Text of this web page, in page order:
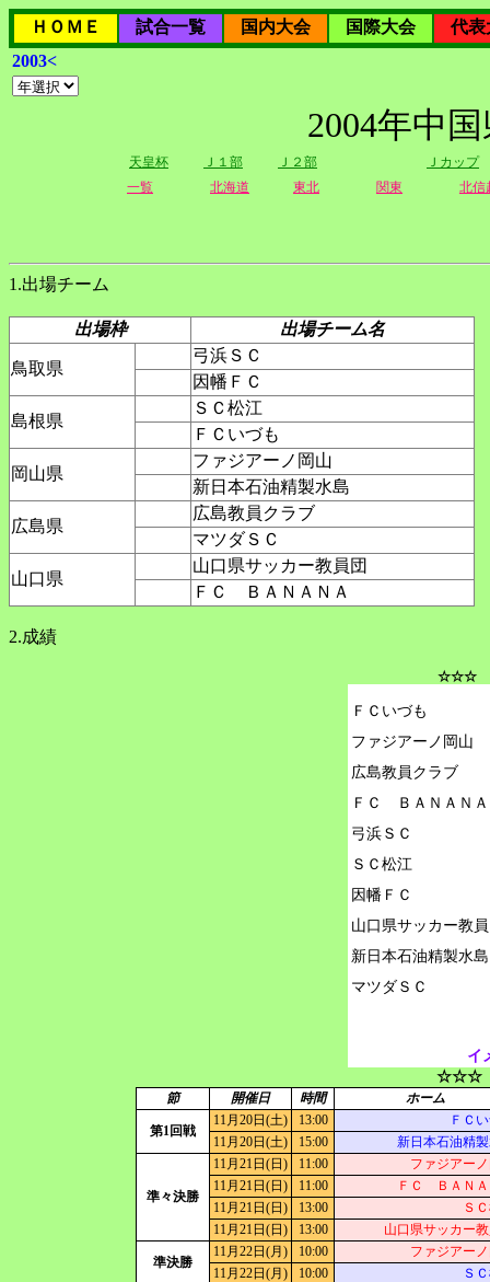
ＨＯＭＥ 試合一覧 国内大会 国際大会
代表
2003<
2004年中
天皇杯 Ｊ１部 Ｊ２部
Ｊカップ
一覧
北海道 東北 関東 北信
1.出場チーム
出場枠 出場チーム名
鳥取県
弓浜ＳＣ
因幡ＦＣ
島根県
ＳＣ松江
ＦＣいづも
岡山県
ファジアーノ岡山
新日本石油精製水島
広島県
広島教員クラブ
マツダＳＣ
山口県
山口県サッカー教員団
ＦＣ ＢＡＮＡＮＡ
2.成績
☆☆☆
ＦＣいづも
ファジアーノ岡山
広島教員クラブ
ＦＣ　ＢＡＮＡＮＡ
弓浜ＳＣ
ＳＣ松江
因幡ＦＣ
山口県サッカー教
新日本石油精製水島
イ
☆☆☆
節 開催日 時間 ホーム
第1回戦
11月20日(土) 13:00
ＦＣ
11月20日(土)
15:00 新日本石油精
準々決勝
11月21日(日) 11:00
ファジアー
11月21日(日)
11:00
ＦＣ ＢＡＮ
11月21日(日)
13:00
Ｓ
11月21日(日)
13:00 山口県サッカー
準決勝
11月22日(月) 10:00
ファジアー
11月22日(月)
10:00
Ｓ